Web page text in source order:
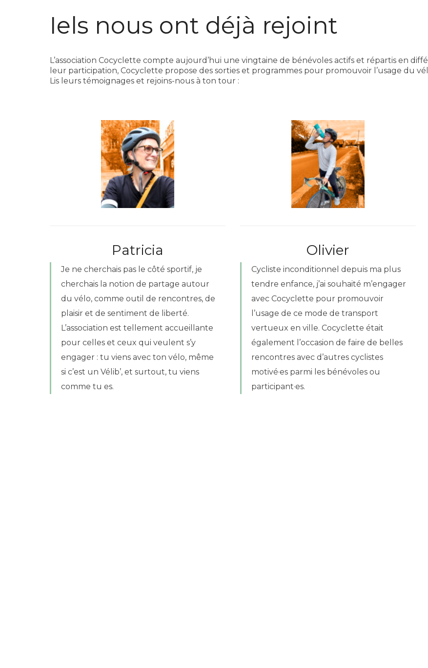
Iels nous ont déjà rejoint
L’association Cocyclette compte aujourd’hui une vingtaine de bénévoles actifs et répartis en
leur participation, Cocyclette propose des sorties et programmes pour promouvoir l’usage du
Lis leurs témoignages et rejoins-nous à ton tour :
Patricia
Je ne cherchais pas le côté sportif, je
cherchais la notion de partage autour
du vélo, comme outil de rencontres, de
plaisir et de sentiment de liberté.
L’association est tellement accueillante
pour celles et ceux qui veulent s’y
engager : tu viens avec ton vélo, même
si c’est un Vélib’, et surtout, tu viens
comme tu es.
Olivier
Cycliste inconditionnel depuis ma plus
tendre enfance, j’ai souhaité m’engager
avec Cocyclette pour promouvoir
l’usage de ce mode de transport
vertueux en ville. Cocyclette était
également l’occasion de faire de belles
rencontres avec d’autres cyclistes
motivé·es parmi les bénévoles ou
participant·es.